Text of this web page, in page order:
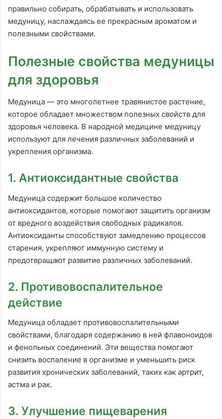
правильно собирать, обрабатывать и использовать
медуницу, наслаждаясь ее прекрасным ароматом и
полезными свойствами.
Полезные свойства медуницы
для здоровья
Медуница — это многолетнее травянистое растение,
которое обладает множеством полезных свойств для
здоровья человека. В народной медицине медуницу
используют для лечения различных заболеваний и
укрепления организма.
1. Антиоксидантные свойства
Медуница содержит большое количество
антиоксидантов, которые помогают защитить организм
от вредного воздействия свободных радикалов.
Антиоксиданты способствуют замедлению процессов
старения, укрепляют иммунную систему и
предотвращают развитие различных заболеваний.
2. Противовоспалительное
действие
Медуница обладает противовоспалительными
свойствами, благодаря содержанию в ней флавоноидов
и фенольных соединений. Эти вещества помогают
снизить воспаление в организме и уменьшить риск
развития хронических заболеваний, таких как артрит,
астма и рак.
3. Улучшение пищеварения